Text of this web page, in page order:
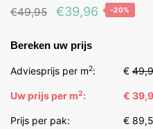
€49,95
Oorspronkelijke
was:
€49,95.
€39,96 Huidige
€39,96.
-20%
Bereken uw prijs
Adviesprijs per m2: €
Uw prijs per m2: €
Prijs per pak: €